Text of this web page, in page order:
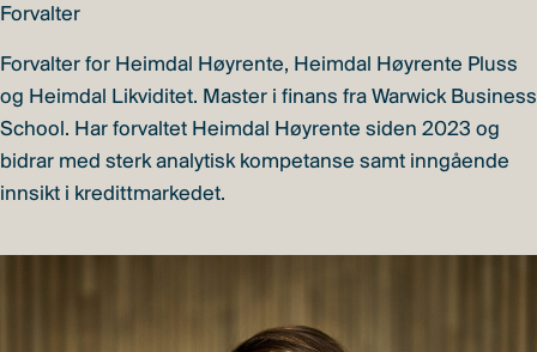
Forvalter
Forvalter for Heimdal Høyrente, Heimdal Høyrente Pluss
og Heimdal Likviditet. Master i finans fra Warwick Business
School. Har forvaltet Heimdal Høyrente siden 2023 og
bidrar med sterk analytisk kompetanse samt inngående
innsikt i kredittmarkedet.